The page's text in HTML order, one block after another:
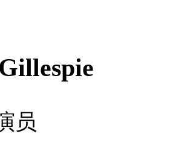
员